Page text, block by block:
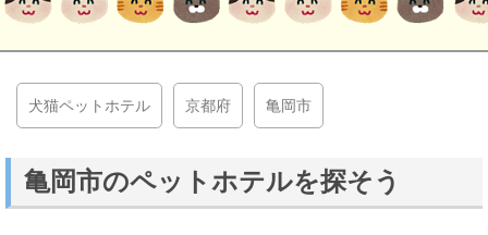
犬猫ペットホテル 京都府 亀岡市
亀岡市のペットホテルを探そう